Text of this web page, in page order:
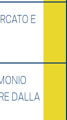
E
DALLA